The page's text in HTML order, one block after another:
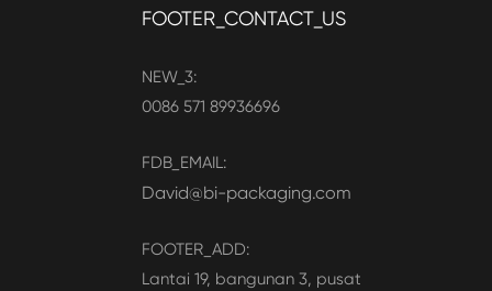
FOOTER_CONTACT_US
NEW_3:
0086 571 89936696
FDB_EMAIL:
David@bi-packaging.com
FOOTER_ADD:
Lantai 19, bangunan 3, pusat